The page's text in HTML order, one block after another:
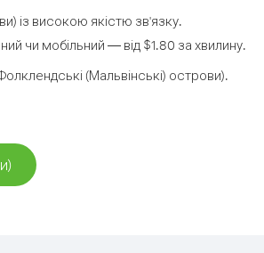
із високою якістю зв'язку.
чи мобільний — від $1.80 за хвилину.
(Мальвінські) острови).